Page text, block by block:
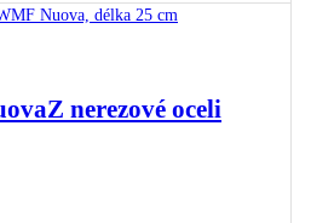
Z nerezové oceli